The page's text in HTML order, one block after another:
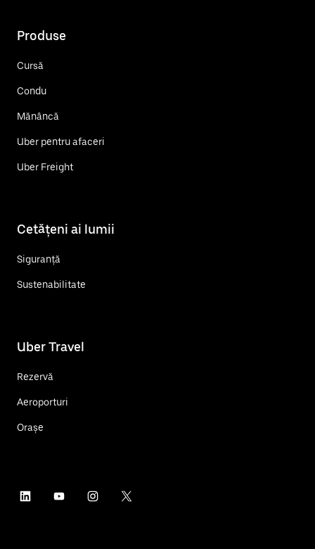
Produse
Cursă
Condu
Mănâncă
Uber pentru afaceri
Uber Freight
Cetățeni ai lumii
Siguranță
Sustenabilitate
Uber Travel
Rezervă
Aeroporturi
Orașe